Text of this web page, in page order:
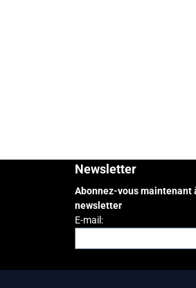
Newsletter
Abonnez-vous maintenant
newsletter
E-mail:Saisissez votre